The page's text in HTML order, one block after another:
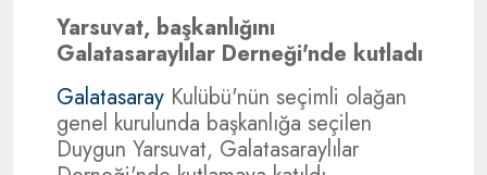
Yarsuvat, başkanlığını
Galatasaraylılar Derneği'nde kutladı
Galatasaray Kulübü'nün seçimli olağan
genel kurulunda başkanlığa seçilen
Duygun Yarsuvat, Galatasaraylılar